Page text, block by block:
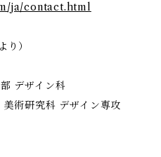
ja/contact.html
）
デザイン科
術研究科 デザイン専攻